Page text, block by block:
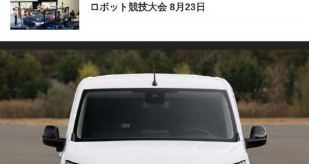
ロボット競技大会 8月23日